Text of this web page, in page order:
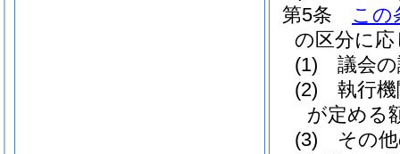
第5条
この
の区分に応
(1)
議会
(2)
執行
が定める
(3)
その